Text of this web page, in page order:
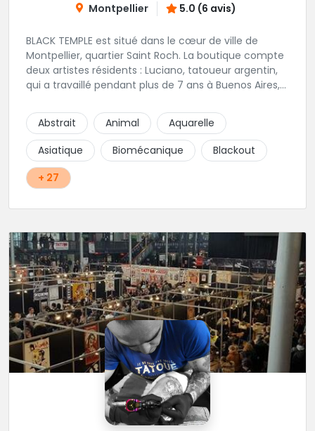
Montpellier 5.0 (6 avis)
BLACK TEMPLE est situé dans le cœur de ville de
Montpellier, quartier Saint Roch. La boutique compte
deux artistes résidents : Luciano, tatoueur argentin,
qui a travaillé pendant plus de 7 ans à Buenos Aires,
qui a travaillé dans plusieurs boutiques de la ville
avant de rejoindre notre équipe. La boutique
accueille plusieurs artistes tatoueurs en tant que
guests tout au long de l'année afin de proposer
d'autres styles.
Abstrait Animal
Aquarelle
Asiatique
Biomécanique
Blackout
+ 27